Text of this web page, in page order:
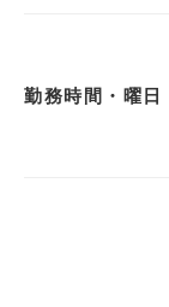
勤務時間・曜日